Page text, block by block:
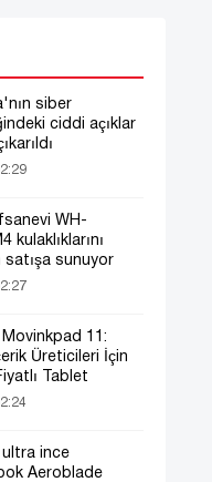
siber
ciddi açıklar
WH-
kulaklıklarını
satışa sunuyor
11:
Üreticileri İçin
Tablet
ultra ince
Aeroblade